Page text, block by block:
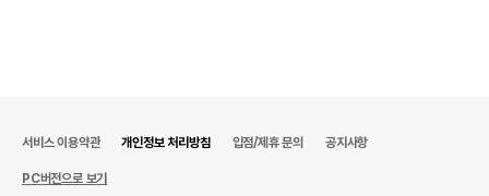
서비스 이용약관 개인정보 처리방침 입점/제휴 문의 공지사항
PC버전으로 보기